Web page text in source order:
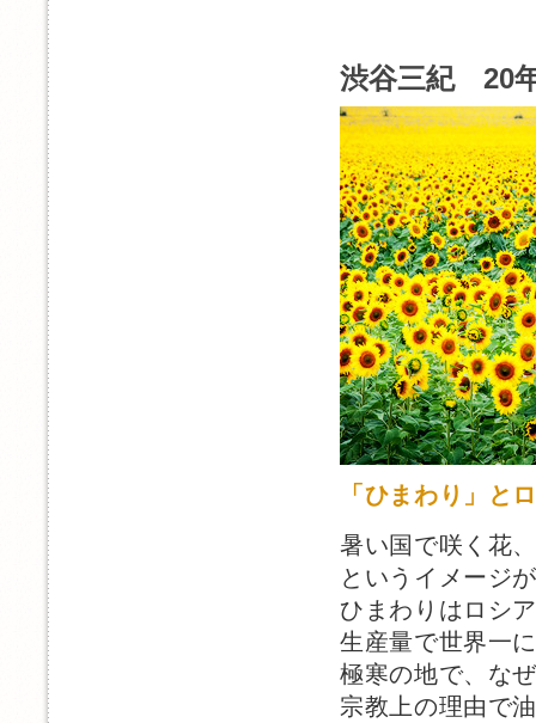
渋谷三紀 20
「ひまわり」と
暑い国で咲く花
というイメージ
ひまわりはロシ
生産量で世界一
極寒の地で、な
宗教上の理由で